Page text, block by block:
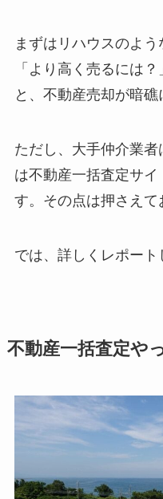
まずはリハウスのよ
「より高く売るには
と、不動産売却が暗礁
ただし、大手仲介業
は不動産一括査定サ
す。その点は押さえて
では、詳しくレポート
不動産一括査定や